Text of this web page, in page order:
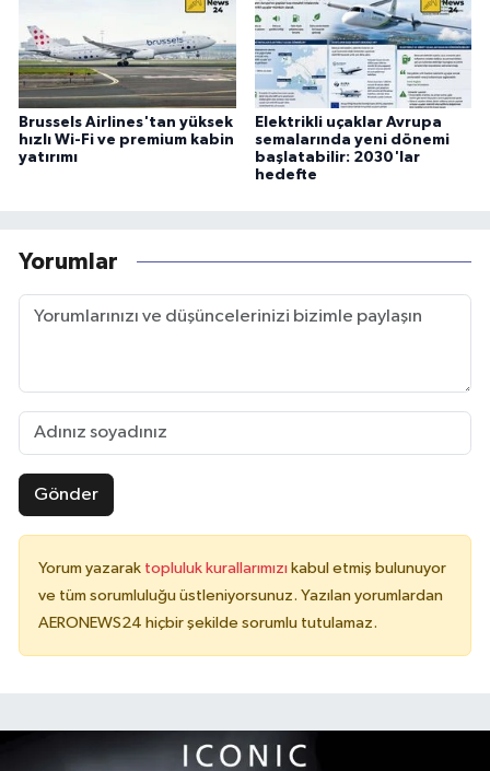
Brussels Airlines'tan yüksek
hızlı Wi-Fi ve premium kabin
yatırımı
Elektrikli uçaklar Avrupa
semalarında yeni dönemi
başlatabilir: 2030'lar
hedefte
Yorumlar
Gönder
Yorum yazarak topluluk kurallarımızı kabul etmiş bulunuyor
ve tüm sorumluluğu üstleniyorsunuz. Yazılan yorumlardan
AERONEWS24 hiçbir şekilde sorumlu tutulamaz.